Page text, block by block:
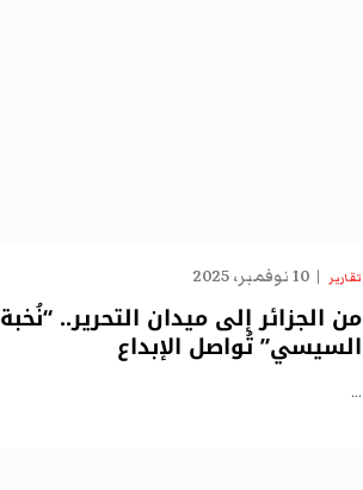
تقارير 10 نوفمبر، 2025
من الجزائر إلى ميدان التحرير.. “نُخبة
السيسي” تُواصل الإبداع
…